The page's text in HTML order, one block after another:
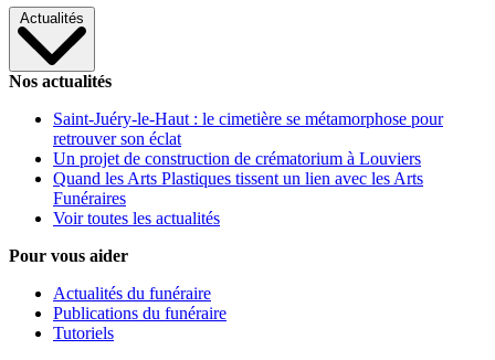
Actualités
Nos actualités
Saint-Juéry-le-Haut : le cimetière se métamorphose pour
retrouver son éclat
Un projet de construction de crématorium à Louviers
Quand les Arts Plastiques tissent un lien avec les Arts
Funéraires
Voir toutes les actualités
Pour vous aider
Actualités du funéraire
Publications du funéraire
Tutoriels